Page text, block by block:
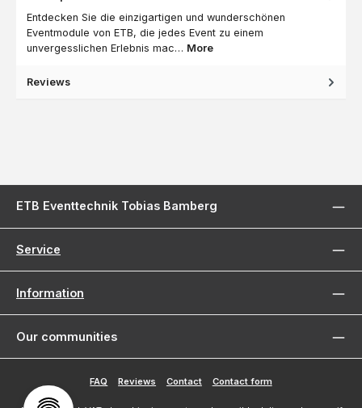
Entdecken Sie die einzigartigen und wunderschönen
Eventmodule von ETB, die jedes Event zu einem
unvergesslichen Erlebnis mac… More
Reviews
ETB Eventtechnik Tobias Bamberg
Service
Information
Our communities
FAQ Reviews Contact Contact form